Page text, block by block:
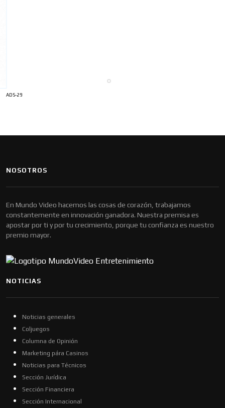
ADS-29
NOSOTROS
En Mundo Video hacemos las cosas de corazón, trabajamos
constantemente en innovación ganadora. Nuestra premisa es
apostar por ti y por tu crecimiento, porque tu confianza es nuestro
premio mayor.
NOTICIAS
Noticias generales
Coljuegos
Columna de Opinión
Marketing pára Casinos
Noticias para Técnicos
Sección Jurídica
Sección Financiera
Sección Internacional